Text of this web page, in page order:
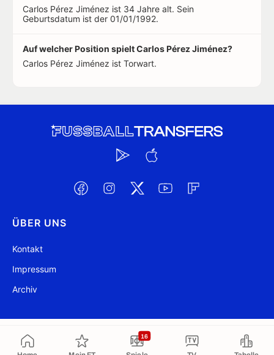
16
Carlos Pérez Jiménez ist 34 Jahre alt. Sein
Geburtsdatum ist der 01/01/1992.
Auf welcher Position spielt Carlos Pérez Jiménez?
Carlos Pérez Jiménez ist Torwart.
ÜBER UNS
Kontakt
Impressum
Archiv
@ FussballTransfers.com 2009-2026